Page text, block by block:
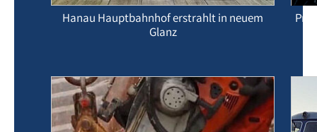
Hanau Hauptbahnhof erstrahlt in neuem
Glanz